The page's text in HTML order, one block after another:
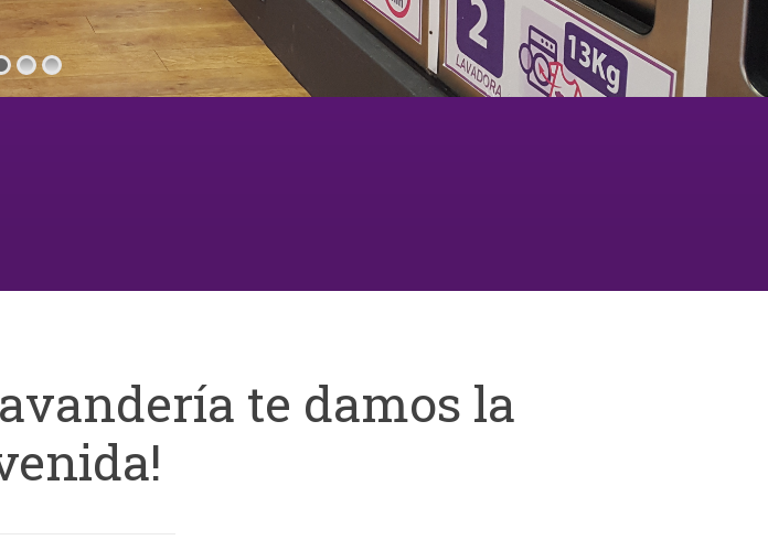
te damos la